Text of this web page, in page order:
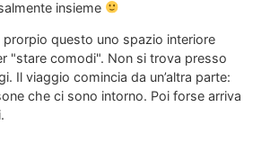
insieme
prorpio questo uno spazio interiore
"stare comodi". Non si trova presso
Il viaggio comincia da un’altra parte:
che ci sono intorno. Poi forse arriva